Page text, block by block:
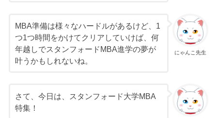
にゃんこ先生
MBA準備は様々なハードルがあるけど、1
つ1つ時間をかけてクリアしていけば、何
年越しでスタンフォードMBA進学の夢が
叶うかもしれないね。
さて、今日は、スタンフォード大学MBA
特集！